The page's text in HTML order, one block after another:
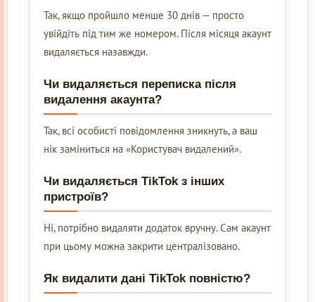
Так, якщо пройшло менше 30 днів — просто
увійдіть під тим же номером. Після місяця акаунт
видаляється назавжди.
Чи видаляється переписка після
видалення акаунта?
Так, всі особисті повідомлення зникнуть, а ваш
нік заміниться на «Користувач видалений».
Чи видаляється TikTok з інших
пристроїв?
Ні, потрібно видаляти додаток вручну. Сам акаунт
при цьому можна закрити централізовано.
Як видалити дані TikTok повністю?